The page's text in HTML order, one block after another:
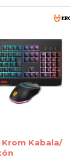
Krom Kabala/